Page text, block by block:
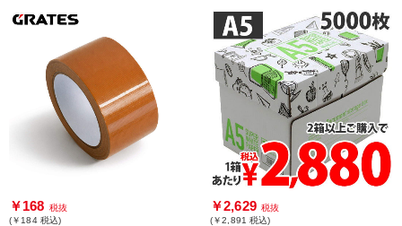
￥168 税抜
(￥184 税込)
￥2,629 税抜
(￥2,891 税込)